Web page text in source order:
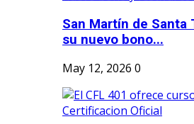
San Martín de Santa
su nuevo bono...
May 12, 2026 0